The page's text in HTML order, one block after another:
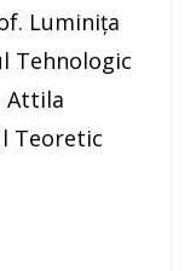
Luminița
Tehnologic
Attila
Teoretic